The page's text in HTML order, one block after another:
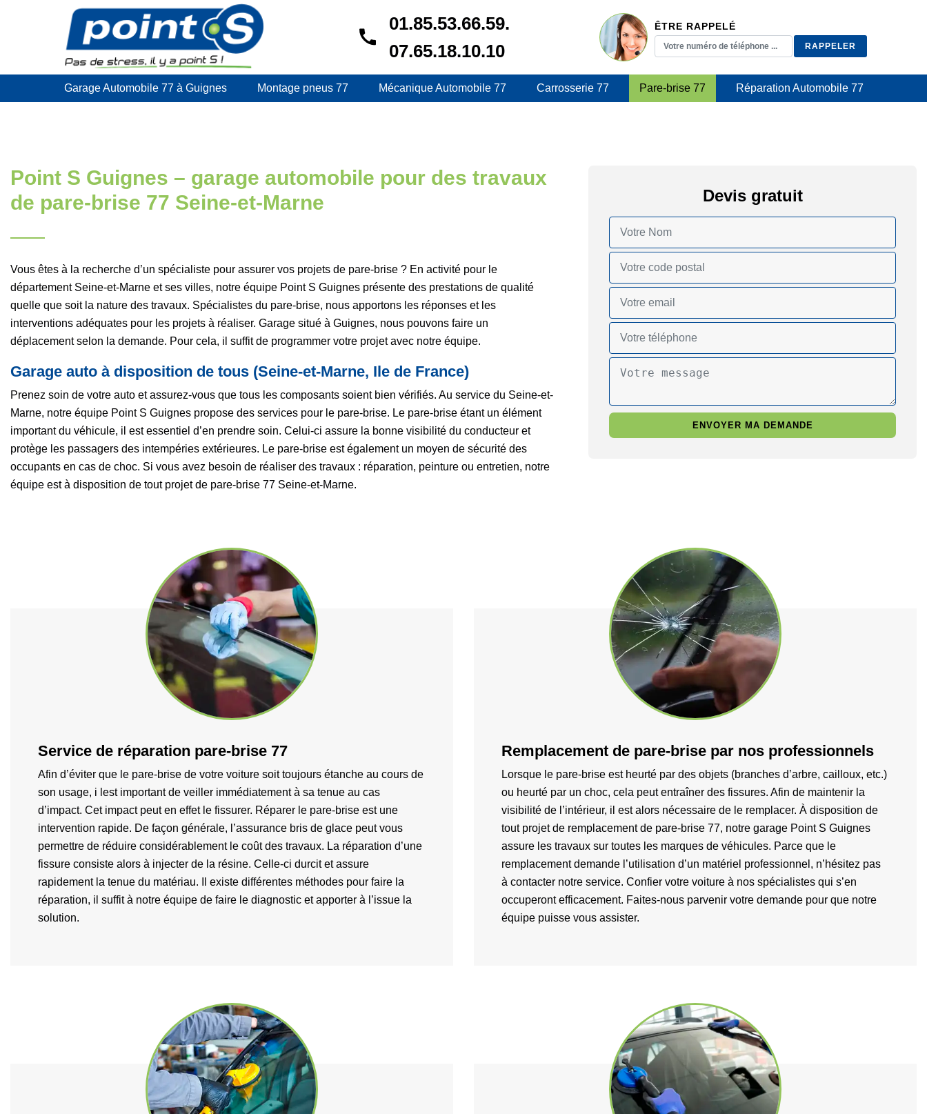
01.85.53.66.59.
07.65.18.10.10
ÊTRE RAPPELÉ
Garage Automobile 77 à Guignes Montage pneus 77 Mécanique Automobile 77 Carrosserie 77 Pare-brise 77 Réparation Automobile 77
Point S Guignes – garage automobile pour des travaux
de pare-brise 77 Seine-et-Marne
Vous êtes à la recherche d’un spécialiste pour assurer vos projets de pare-brise ? En activité pour le
département Seine-et-Marne et ses villes, notre équipe Point S Guignes présente des prestations de qualité
quelle que soit la nature des travaux. Spécialistes du pare-brise, nous apportons les réponses et les
interventions adéquates pour les projets à réaliser. Garage situé à Guignes, nous pouvons faire un
déplacement selon la demande. Pour cela, il suffit de programmer votre projet avec notre équipe.
Garage auto à disposition de tous (Seine-et-Marne, Ile de France)
Prenez soin de votre auto et assurez-vous que tous les composants soient bien vérifiés. Au service du Seine-et-
Marne, notre équipe Point S Guignes propose des services pour le pare-brise. Le pare-brise étant un élément
important du véhicule, il est essentiel d’en prendre soin. Celui-ci assure la bonne visibilité du conducteur et
protège les passagers des intempéries extérieures. Le pare-brise est également un moyen de sécurité des
occupants en cas de choc. Si vous avez besoin de réaliser des travaux : réparation, peinture ou entretien, notre
équipe est à disposition de tout projet de pare-brise 77 Seine-et-Marne.
Devis gratuit
Service de réparation pare-brise 77
Afin d’éviter que le pare-brise de votre voiture soit toujours étanche au cours de
son usage, i lest important de veiller immédiatement à sa tenue au cas
d’impact. Cet impact peut en effet le fissurer. Réparer le pare-brise est une
intervention rapide. De façon générale, l’assurance bris de glace peut vous
permettre de réduire considérablement le coût des travaux. La réparation d’une
fissure consiste alors à injecter de la résine. Celle-ci durcit et assure
rapidement la tenue du matériau. Il existe différentes méthodes pour faire la
réparation, il suffit à notre équipe de faire le diagnostic et apporter à l’issue la
solution.
Remplacement de pare-brise par nos professionnels
Lorsque le pare-brise est heurté par des objets (branches d’arbre, cailloux, etc.)
ou heurté par un choc, cela peut entraîner des fissures. Afin de maintenir la
visibilité de l’intérieur, il est alors nécessaire de le remplacer. À disposition de
tout projet de remplacement de pare-brise 77, notre garage Point S Guignes
assure les travaux sur toutes les marques de véhicules. Parce que le
remplacement demande l’utilisation d’un matériel professionnel, n’hésitez pas
à contacter notre service. Confier votre voiture à nos spécialistes qui s’en
occuperont efficacement. Faites-nous parvenir votre demande pour que notre
équipe puisse vous assister.